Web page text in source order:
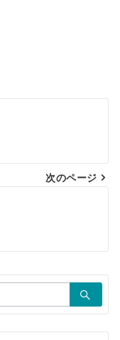
次のページ